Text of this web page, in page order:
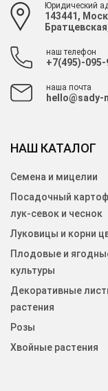
Юридический
143441,
наш телефон
+7(495)-095-
наша почта
hello@sady-
НАШ КАТАЛОГ
Семена и мицелии
Посадочный
лук-севок и чеснок
Луковицы и корни
Плодовые и
культуры
Декоративные
растения
Розы
Хвойные растения